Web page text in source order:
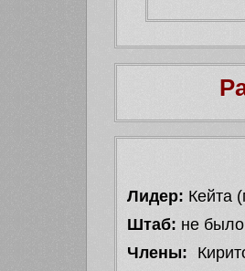
Лидер: Кейта
Штаб: не
Члены: